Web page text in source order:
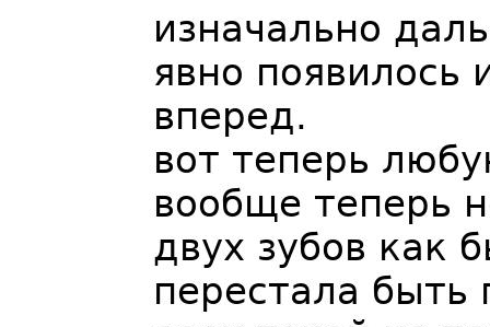
изначально
явно появилось
вперед.
вот теперь
вообще теперь
двух зубов как
перестала